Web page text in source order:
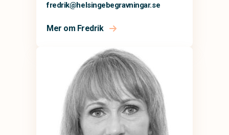
fredrik@helsingebegravningar.se
Mer om Fredrik